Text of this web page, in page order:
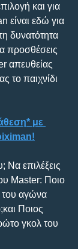
και για
είναι εδώ για
δυνατότητα
προσθέσεις
απευθείας
το παιχνίδι
με
Να επιλέξεις
Master: Ποιο
του αγώνα
Ποιος
γκολ του